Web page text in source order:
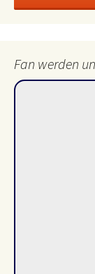
Fan werden